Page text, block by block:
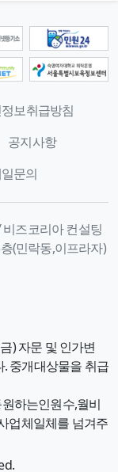
보취급방침
공지사항
문의
즈코리아 컨설팅
(민락동,이프라자)
) 자문 및 인가변
중개대상물을 취급
하는인원수,월비
업체일체를 넘겨주